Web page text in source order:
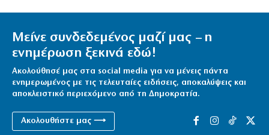
Μείνε συνδεδεμένος μαζί μας – η
ενημέρωση ξεκινά εδώ!
Ακολούθησέ μας στα social media για να μένεις πάντα
ενημερωμένος με τις τελευταίες ειδήσεις, αποκαλύψεις και
αποκλειστικό περιεχόμενο από τη Δημοκρατία.
Ακολουθήστε μας ⟶